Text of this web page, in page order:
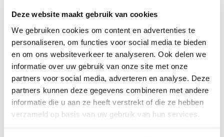
Deze website maakt gebruik van cookies
We gebruiken cookies om content en advertenties te
personaliseren, om functies voor social media te bieden
en om ons websiteverkeer te analyseren. Ook delen we
informatie over uw gebruik van onze site met onze
partners voor social media, adverteren en analyse. Deze
partners kunnen deze gegevens combineren met andere
informatie die u aan ze heeft verstrekt of die ze hebben
verzameld op basis van uw gebruik van hun services.
overgang ervaart.
Training en testen: in de trainings- en testfase
zorgen we ervoor dat alle gebruikers
uitgebreide training krijgen in het gebruik van
het nieuwe systeem. Vervolgens voeren we
rigoureuze tests uit om te garanderen dat alles
correct functioneert en voldoet aan de